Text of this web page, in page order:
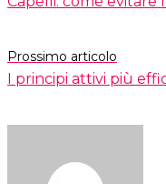
Prossimo articolo
I principi attivi più